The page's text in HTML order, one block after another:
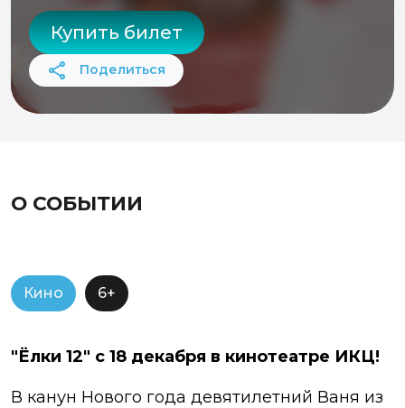
Купить билет
Поделиться
О СОБЫТИИ
Кино 6+
⁣"Ёлки 12" с 18 декабря в кинотеатре ИКЦ!
В канун Нового года девятилетний Ваня из